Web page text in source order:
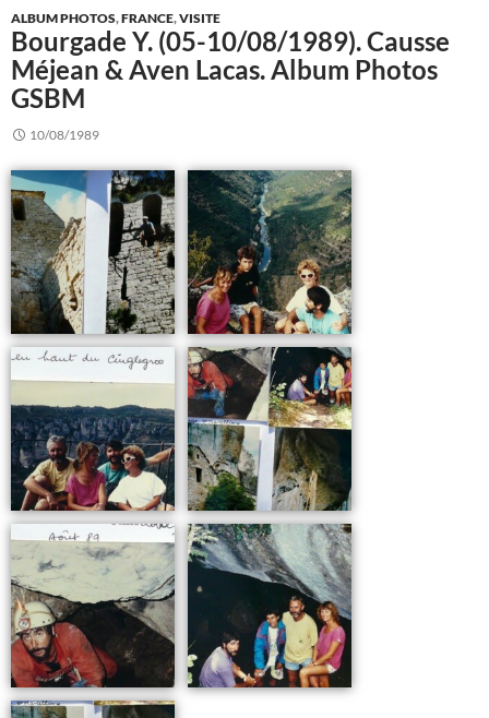
ALBUM PHOTOS,FRANCE,VISITE
Bourgade Y. (05-10/08/1989). Causse
Méjean & Aven Lacas. Album Photos
GSBM
10/08/1989